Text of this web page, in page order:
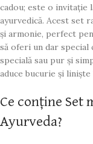
cadou; este o
ayurvedică. Acest set
și armonie, perfect
să oferi un dar special
specială sau pur și
aduce bucurie și liniște
Ce conține Set
Ayurveda?